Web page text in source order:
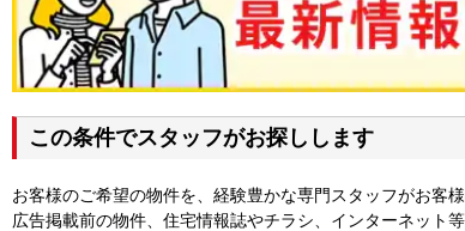
この条件でスタッフがお探しします
お客様のご希望の物件を、経験豊かな専門スタッフがお客
広告掲載前の物件、住宅情報誌やチラシ、インターネット